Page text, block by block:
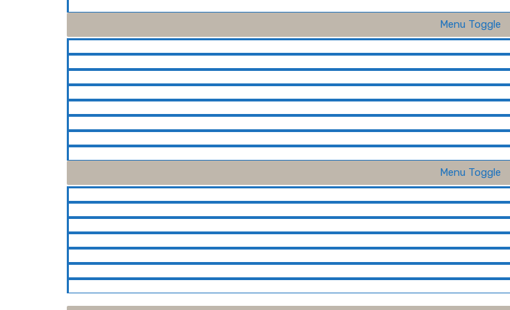
Menu Toggle
Menu Toggle